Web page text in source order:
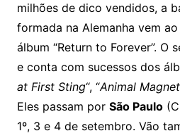
milhões de dico vendidos, a
formada na Alemanha vem
álbum “Return to Forever”. O
e conta com sucessos dos
at First Sting“, “Animal
Eles passam por São Paulo
1º, 3 e 4 de setembro. Vão